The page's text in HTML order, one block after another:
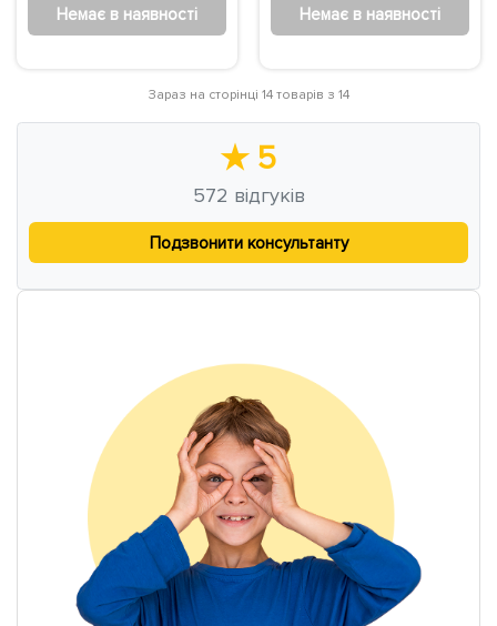
Немає в наявності Немає в наявності
Зараз на сторінці 14 товарів з 14
★ 5
572 відгуків
Подзвонити консультанту